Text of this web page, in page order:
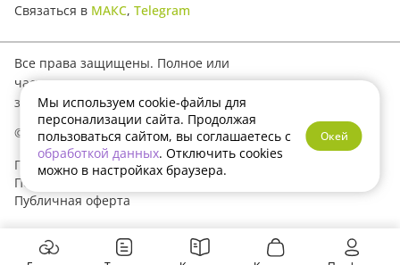
Связаться в МАКС, Telegram
Все права защищены. Полное или
частичное копирование материалов
запрещено.
© 2017–2026 Batel
Политика конфиденциальности
Пользовательское соглашение
Публичная оферта
Мы используем cookie-файлы для
персонализации сайта. Продолжая
пользоваться сайтом, вы соглашаетесь с
обработкой данных. Отключить cookies
можно в настройках браузера.
Окей